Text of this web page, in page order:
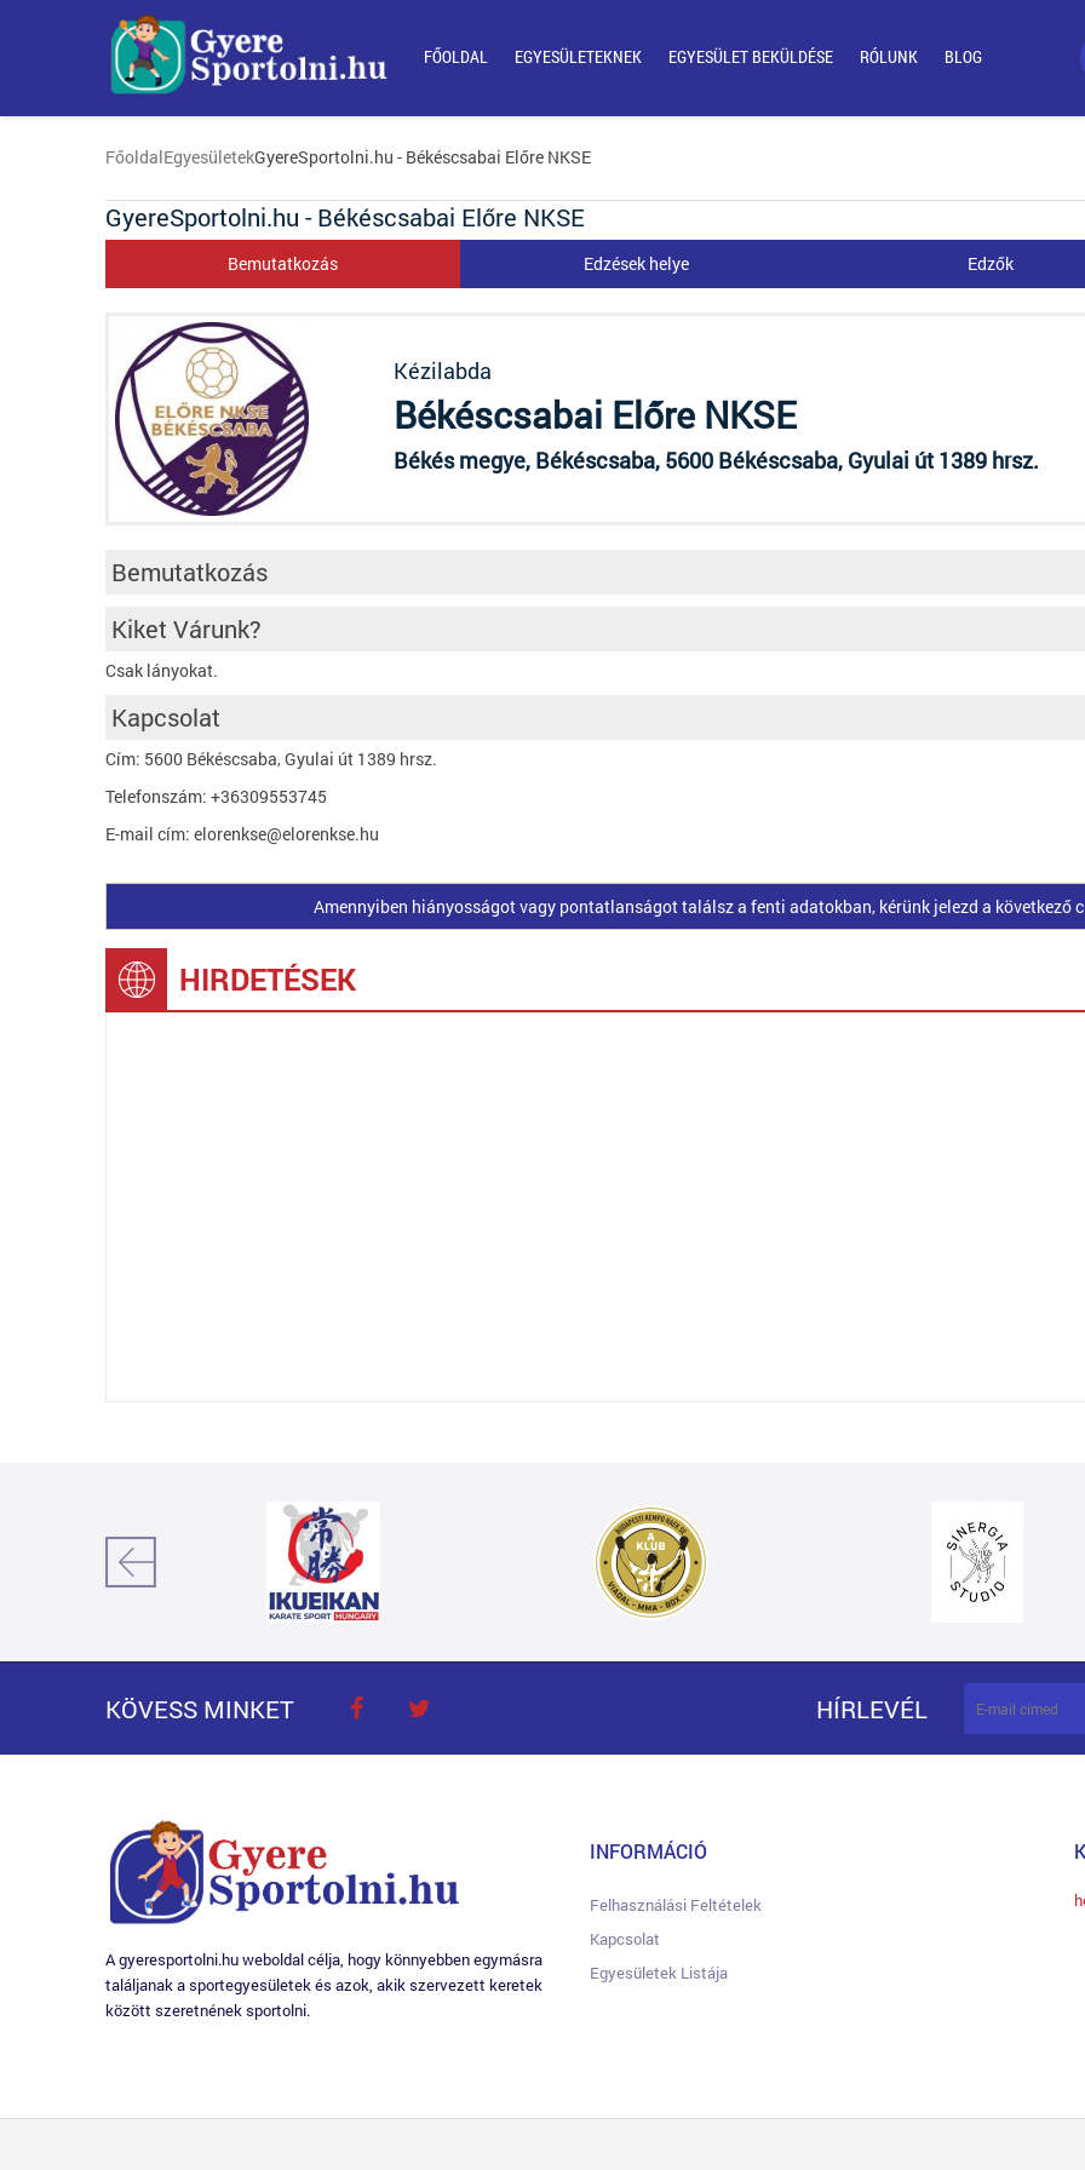
FŐOLDAL EGYESÜLETEKNEK EGYESÜLET BEKÜLDÉSE RÓLUNK BLOG
FőoldalEgyesületekGyereSportolni.hu - Békéscsabai Előre NKSE
GyereSportolni.hu - Békéscsabai Előre NKSE
Bemutatkozás Edzések helye Edzők
Kézilabda
Békéscsabai Előre NKSE
Békés megye, Békéscsaba, 5600 Békéscsaba, Gyulai út 1389 hrsz.
Bemutatkozás
Kiket Várunk?
Csak lányokat.
Kapcsolat
Cím: 5600 Békéscsaba, Gyulai út 1389 hrsz.
Telefonszám: +36309553745
E-mail cím: elorenkse@elorenkse.hu
Amennyiben hiányosságot vagy pontatlanságot találsz a fenti adatokban, kérünk jelezd a következő
HIRDETÉSEK
KÖVESS MINKET HÍRLEVÉL
A gyeresportolni.hu weboldal célja, hogy könnyebben egymásra
találjanak a sportegyesületek és azok, akik szervezett keretek
között szeretnének sportolni.
INFORMÁCIÓ
Felhasználási Feltételek
Kapcsolat
Egyesületek Listája